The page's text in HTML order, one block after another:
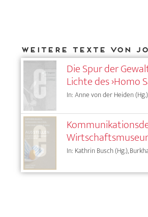
Weitere Texte von
Die Spur der
Lichte des ›Homo
In: Anne von der Heiden
In: Kathrin Busch (Hg.),